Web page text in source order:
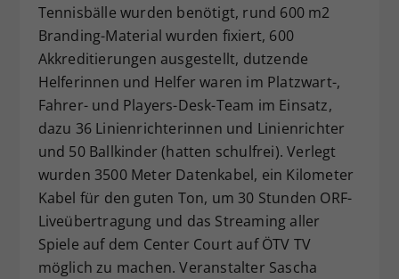
Tennisbälle wurden benötigt, rund 600 m2
Branding-Material wurden fixiert, 600
Akkreditierungen ausgestellt, dutzende
Helferinnen und Helfer waren im Platzwart-,
Fahrer- und Players-Desk-Team im Einsatz,
dazu 36 Linienrichterinnen und Linienrichter
und 50 Ballkinder (hatten schulfrei). Verlegt
wurden 3500 Meter Datenkabel, ein Kilometer
Kabel für den guten Ton, um 30 Stunden ORF-
Liveübertragung und das Streaming aller
Spiele auf dem Center Court auf ÖTV TV
möglich zu machen. Veranstalter Sascha